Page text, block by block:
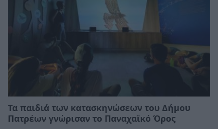
Τα παιδιά των κατασκηνώσεων του Δήμου
Πατρέων γνώρισαν το Παναχαϊκό Όρος